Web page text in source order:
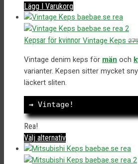
Lägg I Varukorg
Kepsar för kvinnor Vintage Keps
Vintage denim keps för män och
varianter. Kepsen sitter mycket
läckert sliten.
→ Vintage!
Rea!
Välj alternativDen
här
produkten